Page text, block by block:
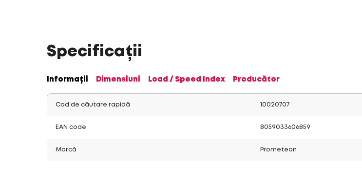
Specificații
Informații Dimensiuni Load / Speed Index Producător
Cod de căutare rapidă 10020707
EAN code 8059033606859
Marcă Prometeon